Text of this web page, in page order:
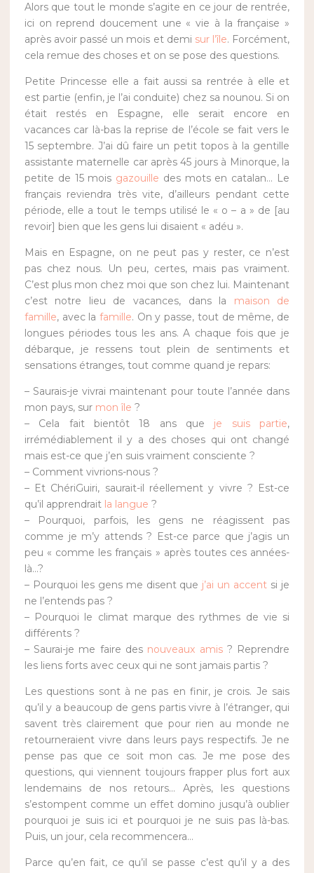
Alors que tout le monde s’agite en ce jour de rentrée,
ici on reprend doucement une « vie à la française »
après avoir passé un mois et demi sur l’île. Forcément,
cela remue des choses et on se pose des questions.
Petite Princesse elle a fait aussi sa rentrée à elle et
est partie (enfin, je l’ai conduite) chez sa nounou. Si on
était restés en Espagne, elle serait encore en
vacances car là-bas la reprise de l’école se fait vers le
15 septembre. J’ai dû faire un petit topos à la gentille
assistante maternelle car après 45 jours à Minorque, la
petite de 15 mois gazouille des mots en catalan… Le
français reviendra très vite, d’ailleurs pendant cette
période, elle a tout le temps utilisé le « o – a » de [au
revoir] bien que les gens lui disaient « adéu ».
Mais en Espagne, on ne peut pas y rester, ce n’est
pas chez nous. Un peu, certes, mais pas vraiment.
C’est plus mon chez moi que son chez lui. Maintenant
c’est notre lieu de vacances, dans la maison de
famille, avec lafamille. On y passe, tout de même, de
longues périodes tous les ans. A chaque fois que je
débarque, je ressens tout plein de sentiments et
sensations étranges, tout comme quand je repars:
– Saurais-je vivrai maintenant pour toute l’année dans
mon pays, sur mon île ?
– Cela fait bientôt 18 ans que je suis partie,
irrémédiablement il y a des choses qui ont changé
mais est-ce que j’en suis vraiment consciente ?
– Comment vivrions-nous ?
– Et ChériGuiri, saurait-il réellement y vivre ? Est-ce
qu’il apprendrait la langue ?
– Pourquoi, parfois, les gens ne réagissent pas
comme je m’y attends ? Est-ce parce que j’agis un
peu « comme les français » après toutes ces années-
là…?
– Pourquoi les gens me disent que j’ai un accent si je
ne l’entends pas ?
– Pourquoi le climat marque des rythmes de vie si
différents ?
– Saurai-je me faire des nouveaux amis? Reprendre
les liens forts avec ceux qui ne sont jamais partis ?
Les questions sont à ne pas en finir, je crois. Je sais
qu’il y a beaucoup de gens partis vivre à l’étranger, qui
savent très clairement que pour rien au monde ne
retourneraient vivre dans leurs pays respectifs. Je ne
pense pas que ce soit mon cas. Je me pose des
questions, qui viennent toujours frapper plus fort aux
lendemains de nos retours… Après, les questions
s’estompent comme un effet domino jusqu’à oublier
pourquoi je suis ici et pourquoi je ne suis pas là-bas.
Puis, un jour, cela recommencera…
Parce qu’en fait, ce qu’il se passe c’est qu’il y a des